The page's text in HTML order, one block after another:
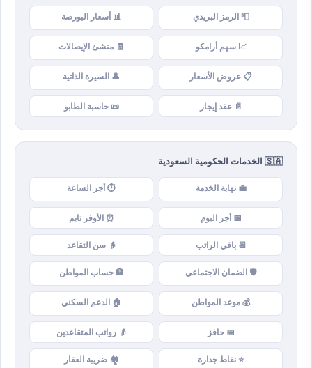
📮 الرمز البريدي 📊 أسعار البورصة
📈 سهم أرامكو 🧾 منشئ الإيصالات
📋 عروض الأسعار 👤 السيرة الذاتية
📄 عقد إيجار 📜 حاسبة الطابو
🇸🇦 الخدمات الحكومية السعودية
💼 نهاية الخدمة ⏱️ أجر الساعة
📅 أجر اليوم ⏰ الأوفر تايم
📆 باقي الراتب 👴 سن التقاعد
🛡️ الضمان الاجتماعي 🏦 حساب المواطن
💰 موعد المواطن 🏠 الدعم السكني
📅 حافز 👴 رواتب المتقاعدين
⭐ نقاط جدارة 🏘️ ضريبة العقار